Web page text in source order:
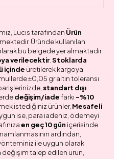
Lucis tarafından Ürün
Üründe kullanılan
bu belgede yer almaktadır.
verilecektir. Stoklarda
içinde üretilerek kargoya
±0,05 gr altın toleransı
standart dışı
değişim/iadefarkı -%10
istediğiniz ürünler, Mesafeli
ise, para iadeniz, ödemeyi
en geç 10 gün içerisinde
ardından,
ile uygun olarak
talep edilen ürün,